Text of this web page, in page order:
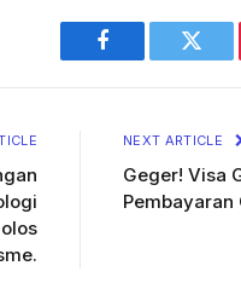
Facebook
NEXT ARTICLE
Geger! Visa
Pembayaran